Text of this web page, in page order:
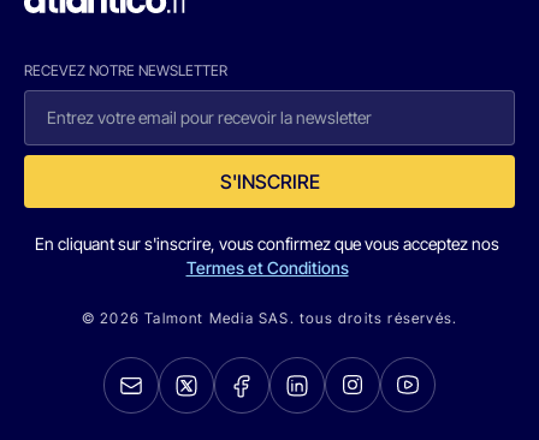
RECEVEZ NOTRE NEWSLETTER
S'INSCRIRE
En cliquant sur s'inscrire, vous confirmez que vous acceptez nos
Termes et Conditions
© 2026 Talmont Media SAS. tous droits réservés.